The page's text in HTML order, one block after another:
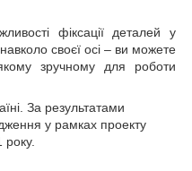
фіксації деталей у
своєї осі – ви можете
зручному для роботи
За результатами
у рамках проекту